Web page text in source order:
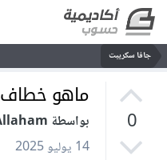
جافا سكريبت
0
ماهو خطاف useLocation
بواسطة Zen Eddin Allaham
14 يوليو 2025